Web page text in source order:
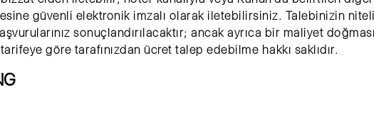
güvenli elektronik imzalı olarak iletebilirsiniz. Talebinizin
sonuçlandırılacaktır; ancak ayrıca bir maliyet
göre tarafınızdan ücret talep edebilme hakkı saklıdır.